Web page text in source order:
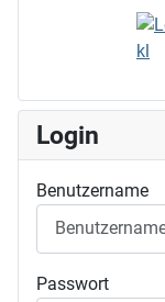
Login
Benutzername
Passwort